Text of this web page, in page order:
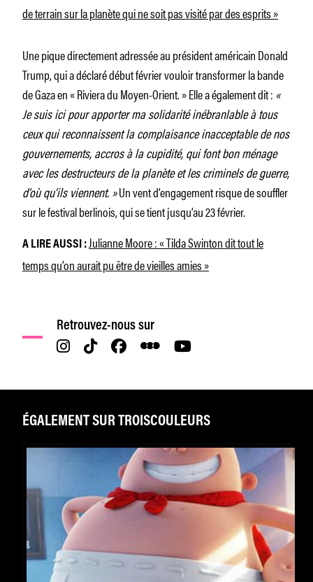
de terrain sur la planète qui ne soit pas visité par des esprits »
Une pique directement adressée au président américain Donald
Trump, qui a déclaré début février vouloir transformer la bande
de Gaza en « Riviera du Moyen-Orient. » Elle a également dit : «
Je suis ici pour apporter ma solidarité inébranlable à tous
ceux qui reconnaissent la complaisance inacceptable de nos
gouvernements, accros à la cupidité, qui font bon ménage
avec les destructeurs de la planète et les criminels de guerre,
d’où qu’ils viennent. »Un vent d’engagement risque de souffler
sur le festival berlinois, qui se tient jusqu’au 23 février.
A LIRE AUSSI : Julianne Moore : « Tilda Swinton dit tout le
temps qu’on aurait pu être de vieilles amies »
Retrouvez-nous sur
ÉGALEMENT SUR TROISCOULEURS